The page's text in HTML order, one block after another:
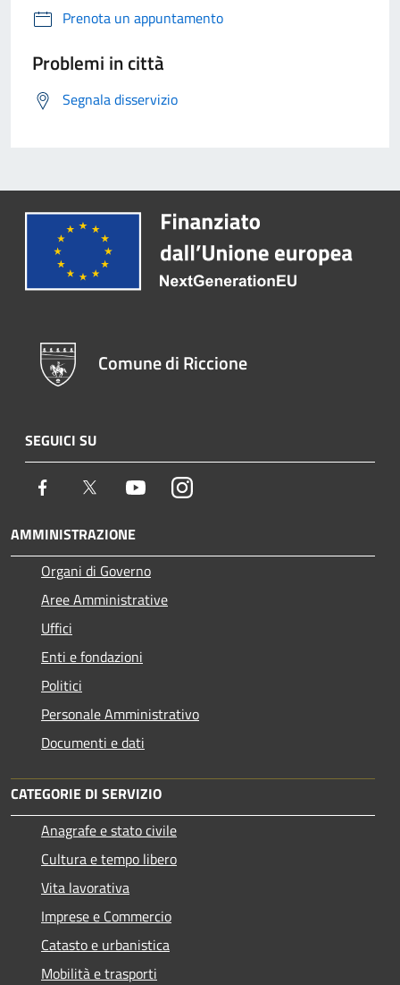
Prenota un appuntamento
Problemi in città
Segnala disservizio
Comune di Riccione
SEGUICI SU
Facebook Twitter YoutubeInstagram
AMMINISTRAZIONE
Organi di Governo
Aree Amministrative
Uffici
Enti e fondazioni
Politici
Personale Amministrativo
Documenti e dati
CATEGORIE DI SERVIZIO
Anagrafe e stato civile
Cultura e tempo libero
Vita lavorativa
Imprese e Commercio
Catasto e urbanistica
Mobilità e trasporti